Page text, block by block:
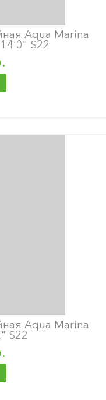
Aqua Marina
S22
Aqua Marina
S22